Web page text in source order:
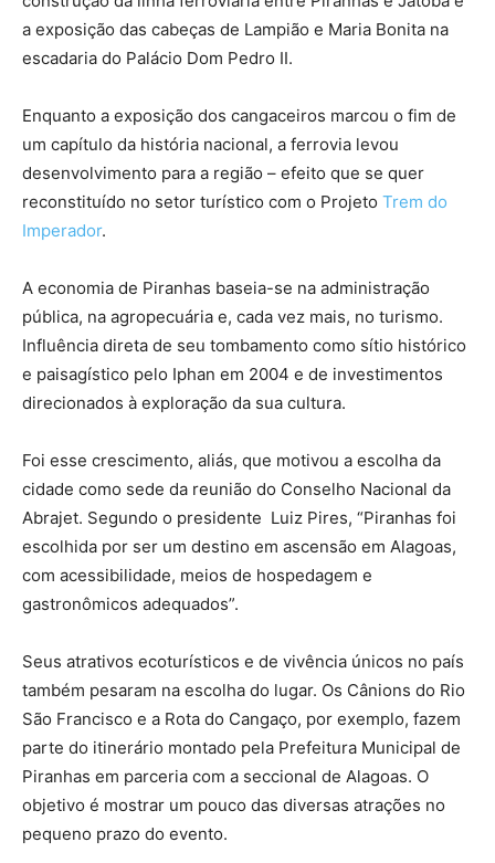
a exposição das cabeças de Lampião e Maria Bonita na
escadaria do Palácio Dom Pedro II.
Enquanto a exposição dos cangaceiros marcou o fim de
um capítulo da história nacional, a ferrovia levou
desenvolvimento para a região – efeito que se quer
reconstituído no setor turístico com o Projeto Trem do
Imperador.
A economia de Piranhas baseia-se na administração
pública, na agropecuária e, cada vez mais, no turismo.
Influência direta de seu tombamento como sítio histórico
e paisagístico pelo Iphan em 2004 e de investimentos
direcionados à exploração da sua cultura.
Foi esse crescimento, aliás, que motivou a escolha da
cidade como sede da reunião do Conselho Nacional da
Abrajet. Segundo o presidente Luiz Pires, “Piranhas foi
escolhida por ser um destino em ascensão em Alagoas,
com acessibilidade, meios de hospedagem e
gastronômicos adequados”.
Seus atrativos ecoturísticos e de vivência únicos no país
também pesaram na escolha do lugar. Os Cânions do Rio
São Francisco e a Rota do Cangaço, por exemplo, fazem
parte do itinerário montado pela Prefeitura Municipal de
Piranhas em parceria com a seccional de Alagoas. O
objetivo é mostrar um pouco das diversas atrações no
pequeno prazo do evento.